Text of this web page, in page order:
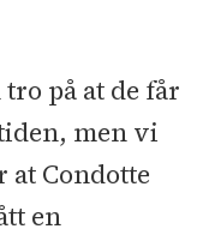
på at de får
men vi
Condotte
en